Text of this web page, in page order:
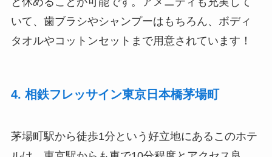
いて、歯ブラシやシャンプーはもちろん、ボディ
タオルやコットンセットまで用意されています！
4. 相鉄フレッサイン東京日本橋茅場町
茅場町駅から徒歩1分という好立地にあるこのホテ